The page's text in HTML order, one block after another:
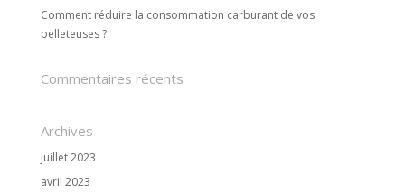
Comment réduire la consommation carburant de vos
pelleteuses ?
Commentaires récents
Archives
juillet 2023
avril 2023